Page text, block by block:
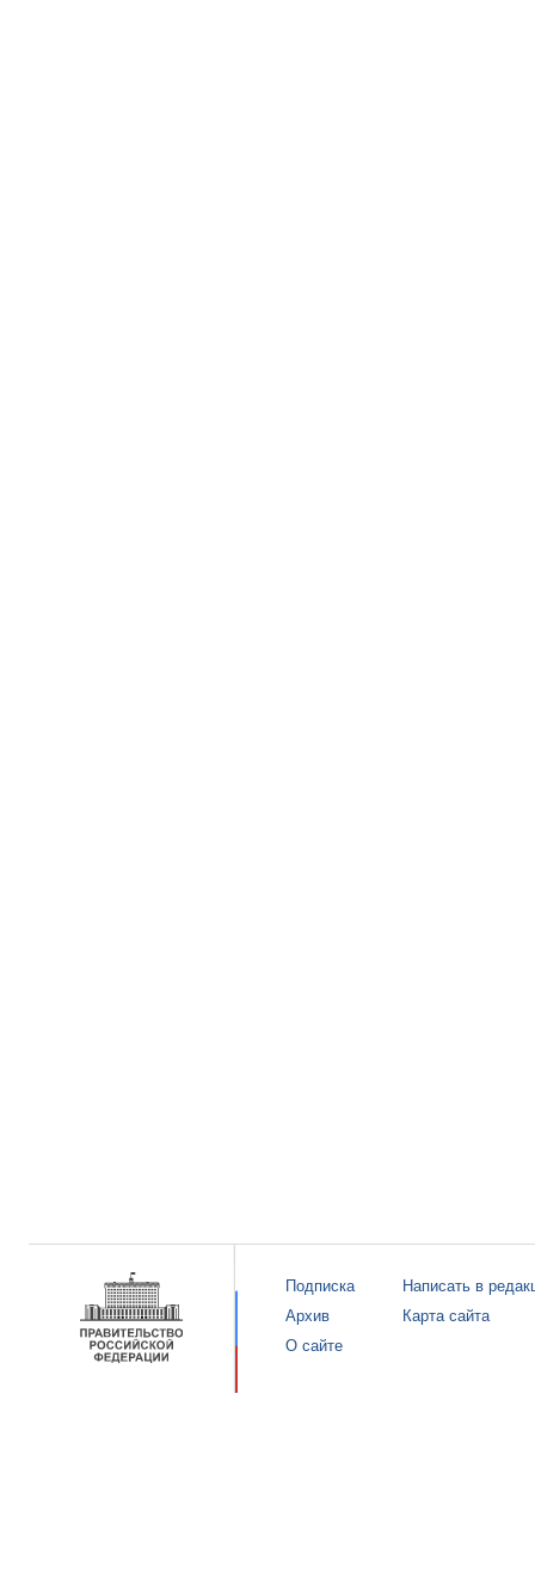
Подписка
Архив
О сайте
Написать в
Карта сайта